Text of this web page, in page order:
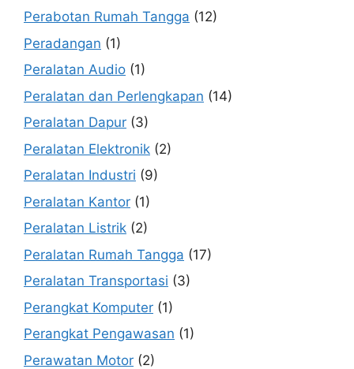
Perabotan Rumah Tangga (12)
Peradangan (1)
Peralatan Audio (1)
Peralatan dan Perlengkapan (14)
Peralatan Dapur (3)
Peralatan Elektronik (2)
Peralatan Industri (9)
Peralatan Kantor (1)
Peralatan Listrik (2)
Peralatan Rumah Tangga (17)
Peralatan Transportasi (3)
Perangkat Komputer (1)
Perangkat Pengawasan (1)
Perawatan Motor (2)